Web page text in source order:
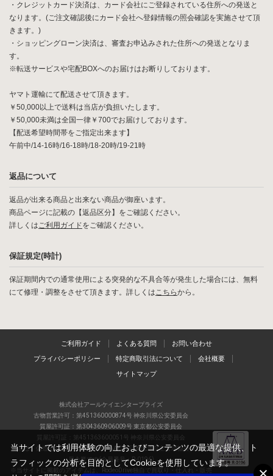
・クレジットカード決済は、カード会社にご登録されている住所への発送と
なります。(ご注文確認後にカード会社へ登録情報の照会確認を実施させて頂
きます。)
・ショッピングローン決済は、審査お申込みされた住所への発送となりま
す。
※転送サービスや宅配BOXへのお届けはお断りしております。
ヤマト運輸にて配送させて頂きます。
￥50,000以上で送料は当店が負担いたします。
￥50,000未満は全国一律￥700でお届けしております。
【配送希望時間帯をご指定出来ます】
午前中/14-16時/16-18時/18-20時/19-21時
返品について
返品が出来る商品と出来ない商品が御座います。
商品ページに記載の【返品区分】をご確認ください。
詳しくはご利用ガイドをご確認ください。
保証規定(時計)
保証期間内での通常使用による突発的な不具合等が発生した場合には、無料
にて修理・調整をさせて頂きます。詳しくはこちらから。
ご利用ガイド よくある質問 お問い合わせ
プライバシーポリシー 特定商取引法について 会社概要
サイトマップ
株式会社アールケイエンタープライズ
古物営業許可：第451360000874号 神奈川県公安委員会
質屋許可証：第304360906009号 東京都公安委員会
質屋許可証：第451363600051号 神奈川県公安委員会
当店は、偽造品の流通防止を目指すAACD(日本流通自主管理協会)の正会
員企業です(会員番号：R-0196)
※当サイトに掲載のアイテムは、RodeoDrive独自で買取り・仕入れ・販売
当サイトでは利用体験の向上およびコンテンツの最適な提供、ト
ラフィックの分析を目的としてCookieを使用しています。